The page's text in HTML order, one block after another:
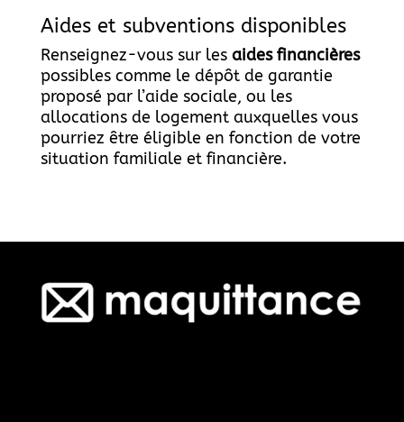
Aides et subventions disponibles
Renseignez-vous sur les aides financières
possibles comme le dépôt de garantie
proposé par l’aide sociale, ou les
allocations de logement auxquelles vous
pourriez être éligible en fonction de votre
situation familiale et financière.